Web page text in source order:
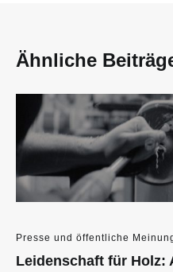
Ähnliche
Presse und öffentliche
Leidenschaft für Holz: